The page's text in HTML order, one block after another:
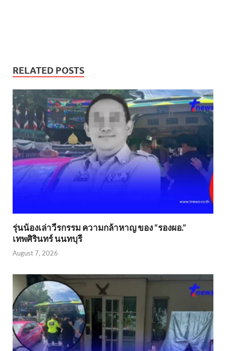
RELATED POSTS
รุ่นน้องเล่าวีรกรรม ความกล้าหาญ ของ “รองผอ.”
เทพศิรินทร์ นนทบุรี
August 7, 2026